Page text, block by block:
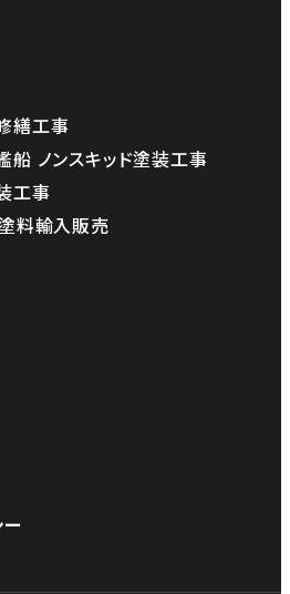
繕工事
船 ノンスキッド塗装工事
工事
料輸入販売